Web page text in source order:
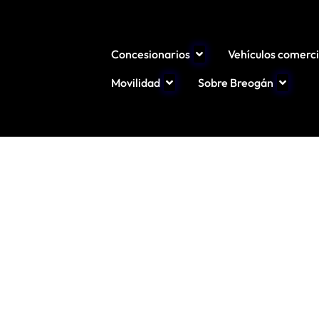
Concesionarios
Vehículos
Movilidad
Sobre Breogán